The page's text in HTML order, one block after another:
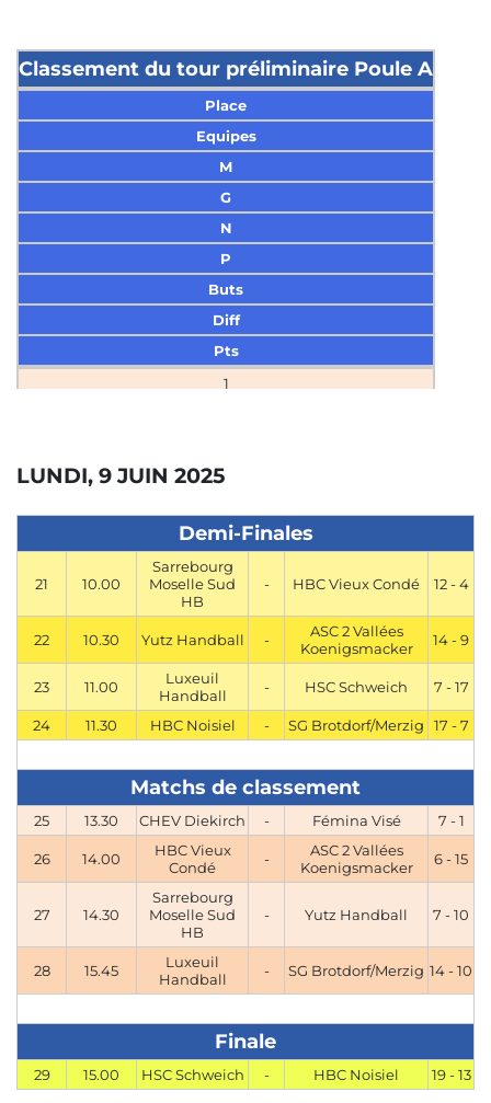
Classement du tour préliminaire Poule A
Place
Equipes
M
G
N
P
Buts
Diff
Pts
1
3
0
52 - 41
2
SG Brotdorf/Merzig
4
1
1
52 - 48
5
Sarrebourg Moselle Sud HB
1
2
1
LUNDI, 9 JUIN 2025
Demi-Finales
21 10.00
Sarrebourg
Moselle Sud
HB
- HBC Vieux Condé 12 - 4
22 10.30 Yutz Handball -
ASC 2 Vallées
Koenigsmacker
14 - 9
23 11.00
Luxeuil
Handball
- HSC Schweich 7 - 17
24 11.30 HBC Noisiel - SG Brotdorf/Merzig 17 - 7
Matchs de classement
25 13.30 CHEV Diekirch - Fémina Visé 7 - 1
26 14.00
HBC Vieux
Condé
-
ASC 2 Vallées
Koenigsmacker
6 - 15
27 14.30
Sarrebourg
Moselle Sud
HB
- Yutz Handball 7 - 10
28 15.45
Luxeuil
Handball
- SG Brotdorf/Merzig 14 - 10
Finale
29 15.00 HSC Schweich - HBC Noisiel 19 - 13